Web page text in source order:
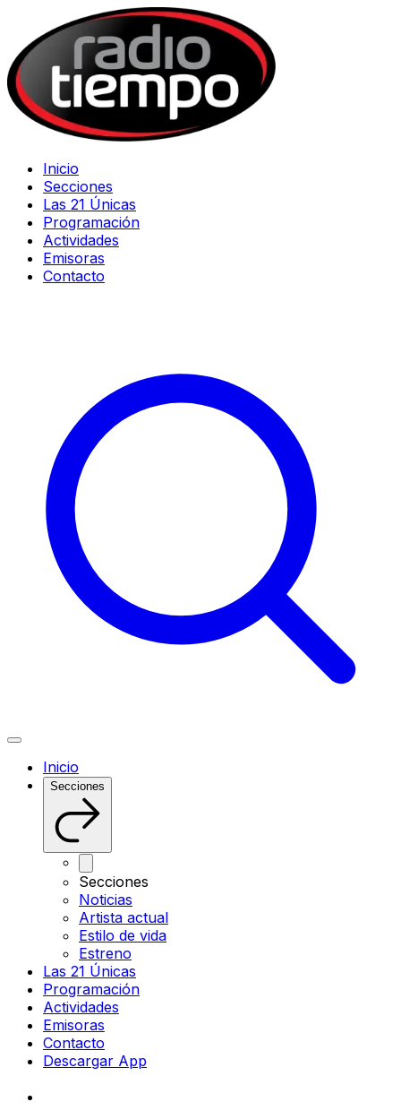
Inicio
Secciones
Las 21 Únicas
Programación
Actividades
Emisoras
Contacto
Inicio
Secciones
Secciones
Noticias
Artista actual
Estilo de vida
Estreno
Las 21 Únicas
Programación
Actividades
Emisoras
Contacto
Descargar App